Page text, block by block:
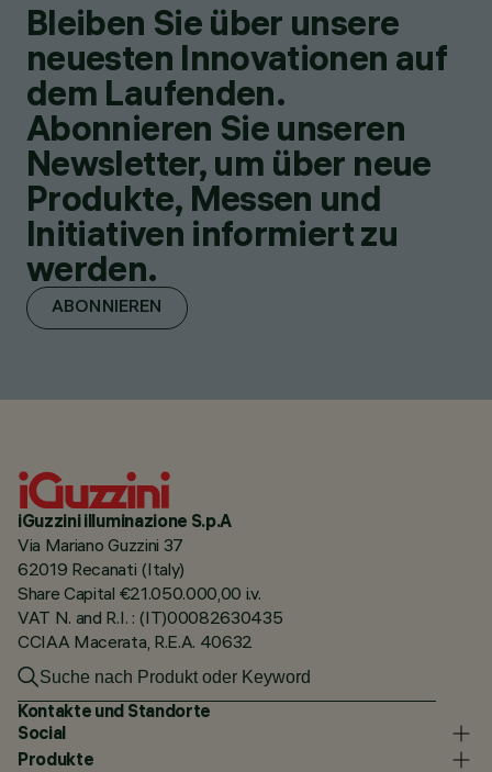
Bleiben Sie über unsere
neuesten Innovationen auf
dem Laufenden.
Abonnieren Sie unseren
Newsletter, um über neue
Produkte, Messen und
Initiativen informiert zu
werden.
ABONNIEREN
iGuzzini illuminazione S.p.A
Via Mariano Guzzini 37
62019 Recanati (Italy)
Share Capital €21.050.000,00 i.v.
VAT N. and R.I. : (IT)00082630435
CCIAA Macerata, R.E.A. 40632
Kontakte und Standorte
Social
Produkte